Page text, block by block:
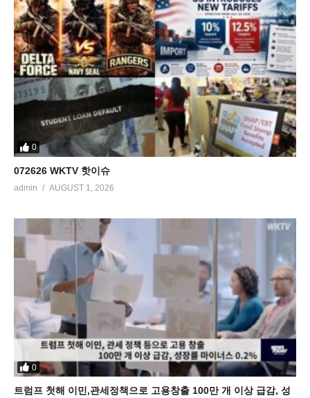
0
072626 WKTV 핫이슈
admin AUGUST 1, 2026
0
트럼프 첫해 이민,관세정책으로 고용창출 100만 개 이상 급감, 성